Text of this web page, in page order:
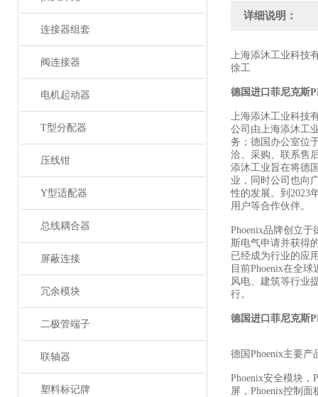
连接器组套
阀连接器
电机起动器
T型分配器
压线钳
Y型适配器
总线耦合器
屏蔽连接
冗余模块
二极管端子
联轴器
塑料标记牌
详细说明：
上海添沐工业科技
徐工
德国进口菲尼克斯
上海添沐工业科技
公司由上海添沐工
务；德国办公室位
洽、采购、联系售
添沐工业旨在将德
业，同时公司也向
性的发展。到2023
用户等合作伙伴。
Phoenix品牌创立
斯电气申请并获得
已经成为行业的应
目前Phoenix在全
风电、建筑等行业
行。
德国进口菲尼克斯
德国Phoenix主要产
Phoenix安全模块，
屏，Phoenix控制面